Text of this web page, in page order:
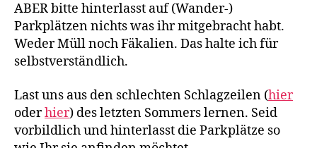
ABER bitte hinterlasst auf (Wander-)
Parkplätzen nichts was ihr mitgebracht habt.
Weder Müll noch Fäkalien. Das halte ich für
selbstverständlich.
Last uns aus den schlechten Schlagzeilen (hier
oderhier) des letzten Sommers lernen. Seid
vorbildlich und hinterlasst die Parkplätze so